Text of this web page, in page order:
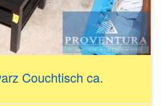
Couchtisch ca.